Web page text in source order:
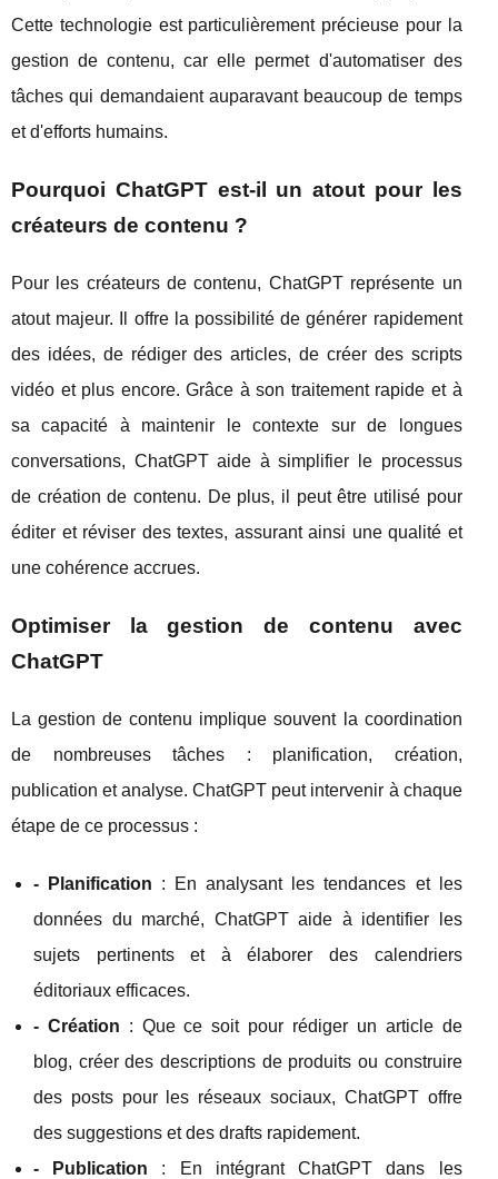
Cette technologie est particulièrement précieuse pour la
gestion de contenu, car elle permet d'automatiser des
tâches qui demandaient auparavant beaucoup de temps
et d'efforts humains.
Pourquoi ChatGPT est-il un atout pour les
créateurs de contenu ?
Pour les créateurs de contenu, ChatGPT représente un
atout majeur. Il offre la possibilité de générer rapidement
des idées, de rédiger des articles, de créer des scripts
vidéo et plus encore. Grâce à son traitement rapide et à
sa capacité à maintenir le contexte sur de longues
conversations, ChatGPT aide à simplifier le processus
de création de contenu. De plus, il peut être utilisé pour
éditer et réviser des textes, assurant ainsi une qualité et
une cohérence accrues.
Optimiser la gestion de contenu avec
ChatGPT
La gestion de contenu implique souvent la coordination
de nombreuses tâches : planification, création,
publication et analyse. ChatGPT peut intervenir à chaque
étape de ce processus :
- Planification : En analysant les tendances et les
données du marché, ChatGPT aide à identifier les
sujets pertinents et à élaborer des calendriers
éditoriaux efficaces.
- Création : Que ce soit pour rédiger un article de
blog, créer des descriptions de produits ou construire
des posts pour les réseaux sociaux, ChatGPT offre
des suggestions et des drafts rapidement.
- Publication : En intégrant ChatGPT dans les